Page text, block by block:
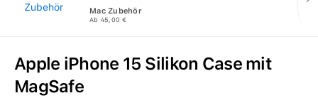
Mac Zubehör
Ab 45,00 €
Apple iPhone 15 Silikon Case mit
MagSafe